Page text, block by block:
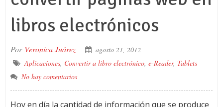
libros electrónicos
Por Veronica Juárez
agosto 21, 2012
Aplicaciones, Convertir a libro electrónico, e-Reader, Tablets
No hay comentarios
Hoy en día la cantidad de información que se produce